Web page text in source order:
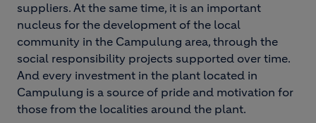
suppliers. At the same time, it is an important
nucleus for the development of the local
community in the Campulung area, through the
social responsibility projects supported over time.
And every investment in the plant located in
Campulung is a source of pride and motivation for
those from the localities around the plant.